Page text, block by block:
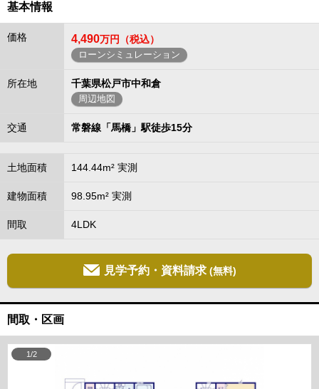
基本情報
価格 4,490万円（税込）
ローンシミュレーション
所在地 千葉県松戸市中和倉
周辺地図
交通 常磐線「馬橋」駅徒歩15分
土地面積 144.44m² 実測
建物面積 98.95m² 実測
間取 4LDK
見学予約・資料請求 (無料)
間取・区画
1/2